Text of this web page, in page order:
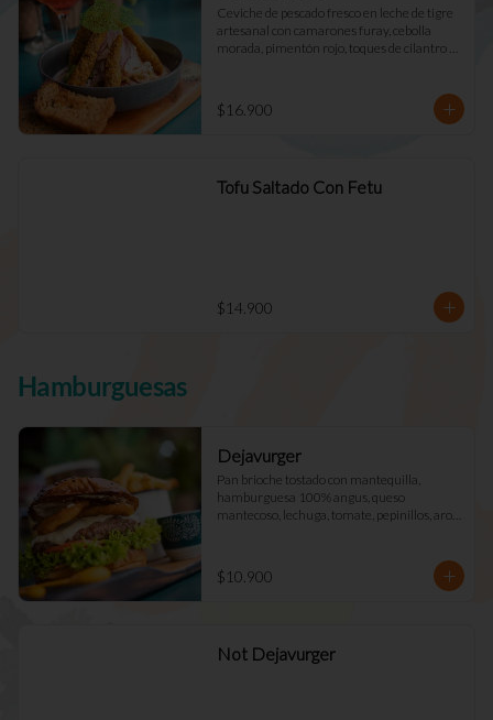
Ceviche de pescado fresco en leche de tigre
artesanal con camarones furay, cebolla
morada, pimentón rojo, toques de cilantro y
$16.900
Tofu Saltado Con Fetu
$14.900
Hamburguesas
Dejavurger
Pan brioche tostado con mantequilla,
hamburguesa 100% angus, queso
mantecoso, lechuga, tomate, pepinillos, aros
$10.900
Not Dejavurger